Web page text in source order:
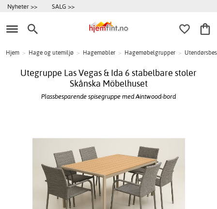
Nyheter >> SALG >>
Hjem > Hage og utemiljø > Hagemøbler > Hagemøbelgrupper >
Utegruppe Las Vegas & Ida 6 stabelbare stoler
Skånska Möbelhuset
Plassbesparende spisegruppe med Aintwood-bord